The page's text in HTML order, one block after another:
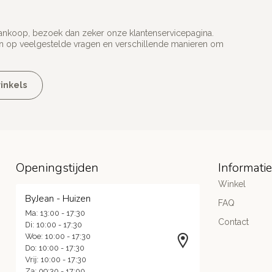
bezoek dan zeker onze klantenservicepagina.
op veelgestelde vragen en verschillende manieren om
Openingstijden
ByJean - Huizen
Ma: 13:00 - 17:30
Di: 10:00 - 17:30
Woe: 10:00 - 17:30
Do: 10:00 - 17:30
Vrij: 10:00 - 17:30
Informatie
Winkel
FAQ
Contact